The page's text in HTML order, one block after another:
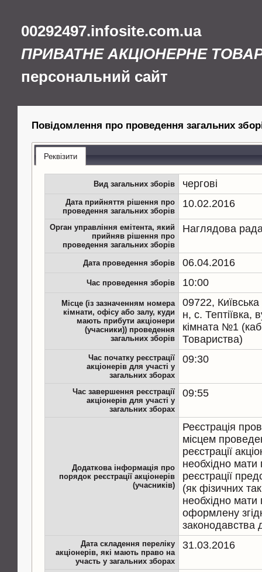
00292497.infosite.com.ua
ПРИВАТНЕ АКЦІОНЕРНЕ
персональний сайт
Повідомлення про проведення загальних
Реквізити
Вид загальних зборів чергові
Дата прийняття рішення про
проведення загальних зборів
10.02.2016
Орган управління емітента, який
прийняв рішення про
проведення загальних зборів
Наглядова
Дата проведення зборів 06.04.2016
Час проведення зборів 10:00
Місце (із зазначенням номера
кімнати, офісу або залу, куди
мають прибути акціонери
(учасники)) проведення
загальних зборів
09722,
н, с. Тептіївка,
кімната №1
Товариства)
Час початку реєстрації
акціонерів для участі у
загальних зборах
09:30
Час завершення реєстрації
акціонерів для участі у
загальних зборах
09:55
Додаткова інформація про
порядок реєстрації акціонерів
(учасників)
Реєстрація
місцем
реєстрації
необхідно мати
реєстрації
(як фізичних
необхідно мати
оформлену
законодавства
Дата складення переліку
акціонерів, які мають право на
участь у загальних зборах
31.03.2016